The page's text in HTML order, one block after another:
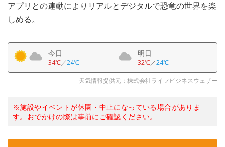
アプリとの連動によりリアルとデジタルで恐竜の世界を楽
しめる。
今日
34℃／24℃
明日
32℃／24℃
天気情報提供元：株式会社ライフビジネスウェザー
※施設やイベントが休園・中止になっている場合がありま
す。おでかけの際は事前にご確認ください。